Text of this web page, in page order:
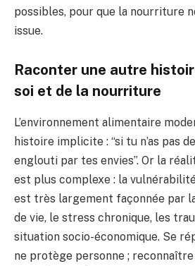
possibles, pour que la nourriture
issue.
Raconter une autre
soi et de la nourriture
L’environnement alimentaire
histoire implicite : “si tu n’as pas
englouti par tes envies”. Or la
est plus complexe : la
est très largement façonnée par
de vie, le stress chronique, les
situation socio-économique. Se
ne protège personne ;